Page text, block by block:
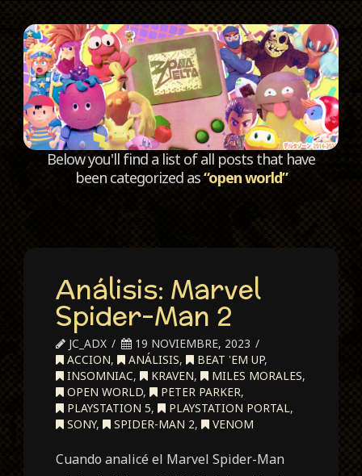
Below you'll find a list of all posts that have
been categorized as“open world”
Análisis: Marvel
Spider-Man 2
JC_ADX
19 NOVIEMBRE, 2023
ACCION, ANÁLISIS, BEAT 'EM UP,
INSOMNIAC, KRAVEN, MILES MORALES,
OPEN WORLD, PETER PARKER,
PLAYSTATION 5, PLAYSTATION PORTAL,
SONY, SPIDER-MAN 2, VENOM
Cuando analicé el Marvel Spider-Man